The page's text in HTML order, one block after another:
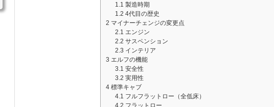
1.1 製造時期
1.2 4代目の歴史
2 マイナーチェンジの変更点
2.1 エンジン
2.2 サスペンション
2.3 インテリア
3 エルフの機能
3.1 安全性
3.2 実用性
4標準キャブ
4.1 フルフラットロー（全低床）
4.2 フラットロー